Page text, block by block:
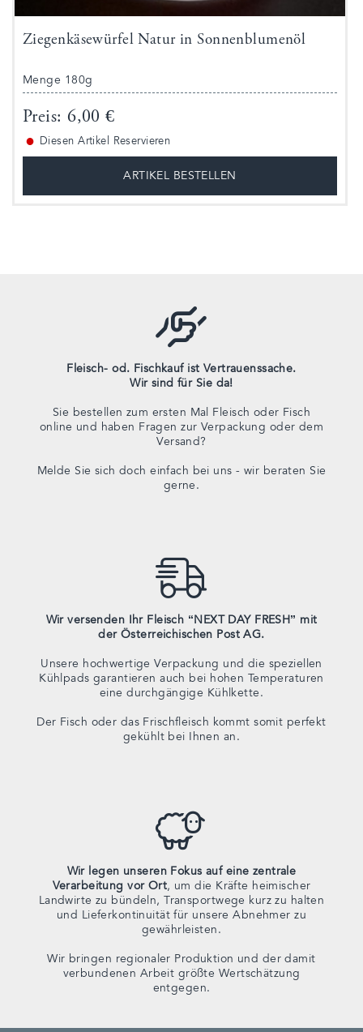
Ziegenkäsewürfel Natur in Sonnenblumenöl
Menge 180g
Preis: 6,00 €
● Diesen Artikel Reservieren
ARTIKEL BESTELLEN
Fleisch- od. Fischkauf ist Vertrauenssache.
Wir sind für Sie da!
Sie bestellen zum ersten Mal Fleisch oder Fisch
online und haben Fragen zur Verpackung oder dem
Versand?
Melde Sie sich doch einfach bei uns - wir beraten Sie
gerne.
Wir versenden Ihr Fleisch “NEXT DAY FRESH” mit
der Österreichischen Post AG.
Unsere hochwertige Verpackung und die speziellen
Kühlpads garantieren auch bei hohen Temperaturen
eine durchgängige Kühlkette.
Der Fisch oder das Frischfleisch kommt somit perfekt
gekühlt bei Ihnen an.
Wir legen unseren Fokus auf eine zentrale
Verarbeitung vor Ort, um die Kräfte heimischer
Landwirte zu bündeln, Transportwege kurz zu halten
und Lieferkontinuität für unsere Abnehmer zu
gewährleisten.
Wir bringen regionaler Produktion und der damit
verbundenen Arbeit größte Wertschätzung
entgegen.